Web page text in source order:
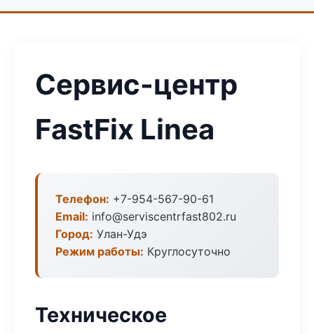
Сервис-центр
FastFix Linea
Телефон: +7-954-567-90-61
Email: info@serviscentrfast802.ru
Город: Улан-Удэ
Режим работы: Круглосуточно
Техническое